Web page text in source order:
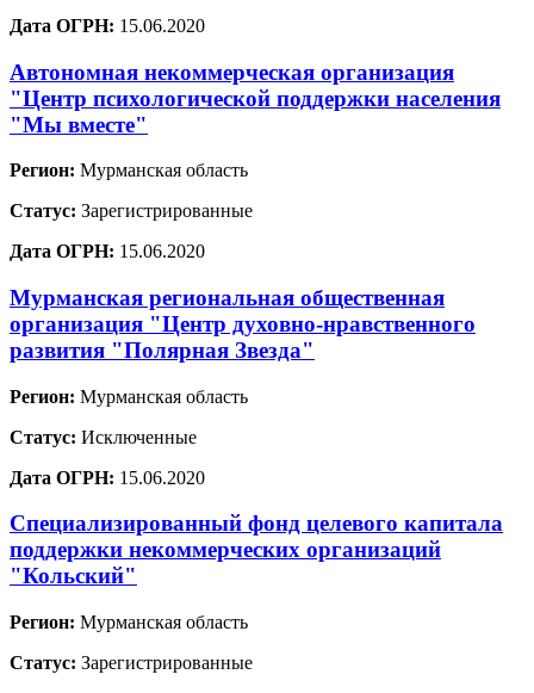
Дата ОГРН: 15.06.2020
Автономная некоммерческая организация
"Центр психологической поддержки населения
"Мы вместе"
Регион: Мурманская область
Статус: Зарегистрированные
Дата ОГРН: 15.06.2020
Мурманская региональная общественная
организация "Центр духовно-нравственного
развития "Полярная Звезда"
Регион: Мурманская область
Статус: Исключенные
Дата ОГРН: 15.06.2020
Специализированный фонд целевого капитала
поддержки некоммерческих организаций
"Кольский"
Регион: Мурманская область
Статус: Зарегистрированные